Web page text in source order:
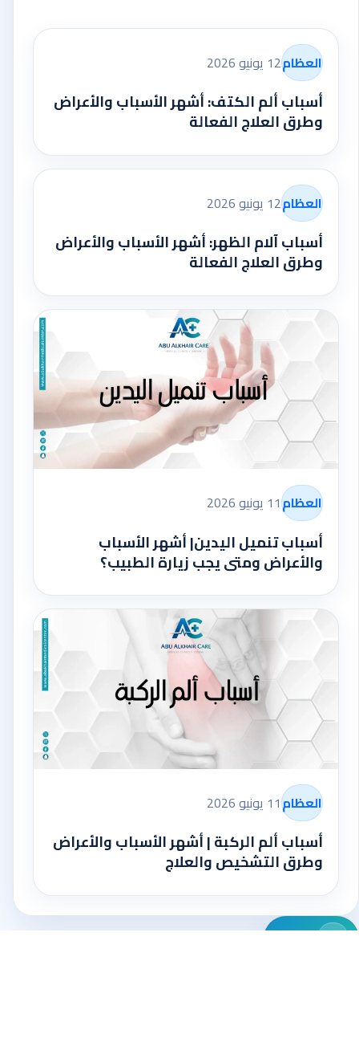
العظام12 يونيو 2026
أسباب ألم الكتف: أشهر الأسباب والأعراض
وطرق العلاج الفعالة
العظام12 يونيو 2026
أسباب آلام الظهر: أشهر الأسباب والأعراض
وطرق العلاج الفعالة
العظام11 يونيو 2026
أسباب تنميل اليدين| أشهر الأسباب
والأعراض ومتى يجب زيارة الطبيب؟
العظام11 يونيو 2026
أسباب ألم الركبة | أشهر الأسباب والأعراض
وطرق التشخيص والعلاج
واتساب